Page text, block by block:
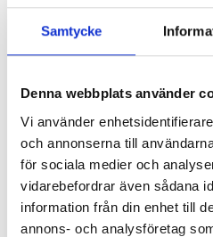
Samtycke
Denna webbplats använder
Vi använder
och annonserna till
för sociala medier och
vidarebefordrar även sådana
information från din enhet till
annons- och analysföretag
Armaturer/B16A säkring:
Överspänningsskydd CM
2
Överspänningsskydd DM
Ljusstyrning
Ljusstyrning:
Sensor: